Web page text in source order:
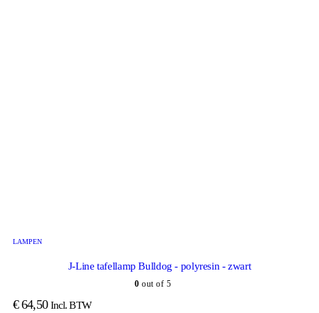
LAMPEN
J-Line tafellamp Bulldog - polyresin - zwart
0 out of 5
€64,50 Incl. BTW